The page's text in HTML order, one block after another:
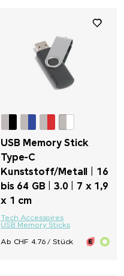
USB Memory Stick
Type-C
Kunststoff/Metall | 16
bis 64 GB | 3.0 | 7 x 1,9
x 1 cm
Tech Accessoires
USB Memory Sticks
Ab CHF 4.76 / Stück